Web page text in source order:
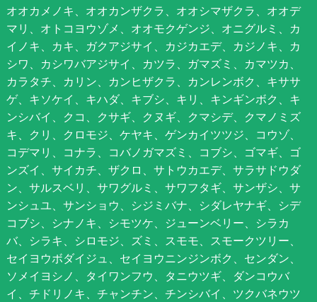
オオカメノキ、オオカンザクラ、オオシマザクラ、オオデ
マリ、オトコヨウゾメ、オオモクゲンジ、オニグルミ、カ
イノキ、カキ、ガクアジサイ、カジカエデ、カジノキ、カ
シワ、カシワバアジサイ、カツラ、ガマズミ、カマツカ、
カラタチ、カリン、カンヒザクラ、カンレンボク、キササ
ゲ、キソケイ、キハダ、キブシ、キリ、キンギンボク、キ
ンシバイ、クコ、クサギ、クヌギ、クマシデ、クマノミズ
キ、クリ、クロモジ、ケヤキ、ゲンカイツツジ、コウゾ、
コデマリ、コナラ、コバノガマズミ、コブシ、ゴマギ、ゴ
ンズイ、サイカチ、ザクロ、サトウカエデ、サラサドウダ
ン、サルスベリ、サワグルミ、サワフタギ、サンザシ、サ
ンシュユ、サンショウ、シジミバナ、シダレヤナギ、シデ
コブシ、シナノキ、シモツケ、ジューンベリー、シラカ
バ、シラキ、シロモジ、ズミ、スモモ、スモークツリー、
セイヨウボダイジュ、セイヨウニンジンボク、センダン、
ソメイヨシノ、タイワンフウ、タニウツギ、ダンコウバ
イ、チドリノキ、チャンチン、チンシバイ、ツクバネウツ